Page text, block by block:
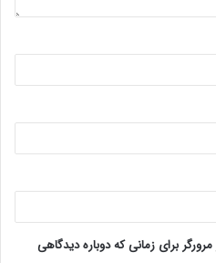
برای زمانی که دوباره دیدگاهی